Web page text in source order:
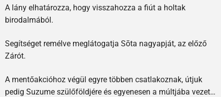
A lány elhatározza, hogy visszahozza a fiút a holtak
birodalmából.
Segítséget remélve meglátogatja Sōta nagyapját, az előző
Zárót.
A mentőakcióhoz végül egyre többen csatlakoznak, útjuk
pedig Suzume szülőföldjére és egyenesen a múltjába vezet…